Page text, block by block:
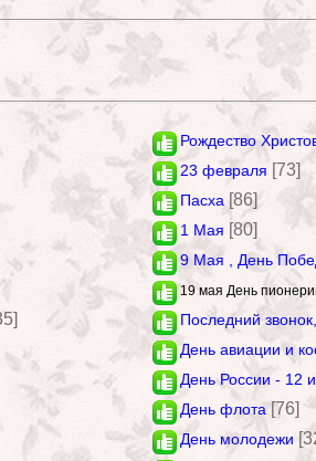
Рождество
23 февраля [73]
Пасха [86]
1 Мая [80]
9 Мая , День
19 мая День
Последний
День авиации и
День России - 12
День флота [76]
День молодежи